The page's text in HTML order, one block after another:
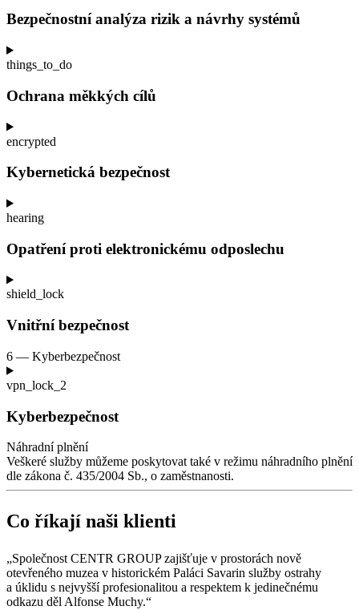
Bezpečnostní analýza rizik a návrhy systémů
things_to_do
Ochrana měkkých cílů
encrypted
Kybernetická bezpečnost
hearing
Opatření proti elektronickému odposlechu
shield_lock
Vnitřní bezpečnost
6 — Kyberbezpečnost
vpn_lock_2
Kyberbezpečnost
Náhradní plnění
Veškeré služby můžeme poskytovat také v režimu náhradního plnění
dle zákona č. 435/2004 Sb., o zaměstnanosti.
Co říkají naši klienti
„Společnost CENTR GROUP zajišťuje v prostorách nově
otevřeného muzea v historickém Paláci Savarin služby ostrahy
a úklidu s nejvyšší profesionalitou a respektem k jedinečnému
odkazu děl Alfonse Muchy.“